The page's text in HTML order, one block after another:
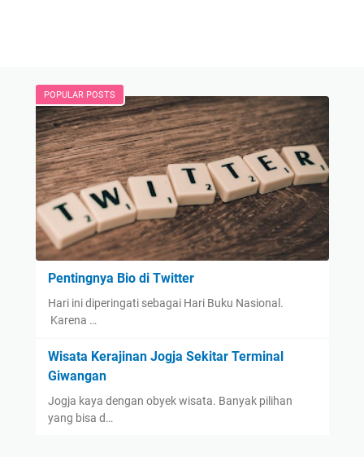
POPULAR POSTS
Pentingnya Bio di Twitter
Hari ini diperingati sebagai Hari Buku Nasional.
Karena …
Wisata Kerajinan Jogja Sekitar Terminal
Giwangan
Jogja kaya dengan obyek wisata. Banyak pilihan
yang bisa d…